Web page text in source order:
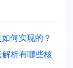
何实现的？
析有哪些核